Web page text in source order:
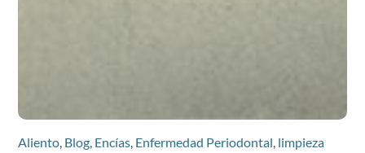
Aliento, Blog, Encías, Enfermedad Periodontal, limpieza